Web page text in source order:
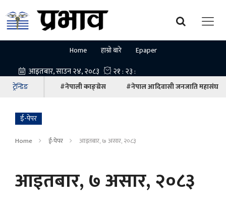
Home हाम्रो बारे Epaper
ट्रेन्डिङ #नेपाली काङ्ग्रेस #नेपाल आदिवासी जनजाति महासंघ
ई-पेपर
Home ई-पेपर आइतबार, ७ असार, २०८३
आइतबार, ७ असार, २०८३